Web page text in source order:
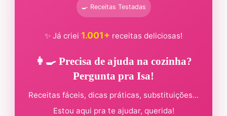
🍳 Receitas Testadas
✨ Já criei 1.001+ receitas deliciosas!
👩‍🍳 Precisa de ajuda na cozinha?
Pergunta pra Isa!
Receitas fáceis, dicas práticas, substituições...
Estou aqui pra te ajudar, querida!